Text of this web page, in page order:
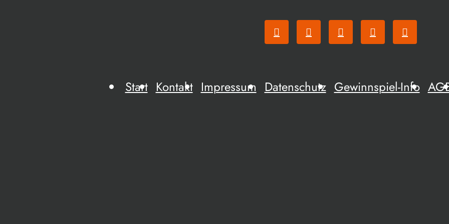
Start Kontakt Impressum Datenschutz Gewinnspiel-Info